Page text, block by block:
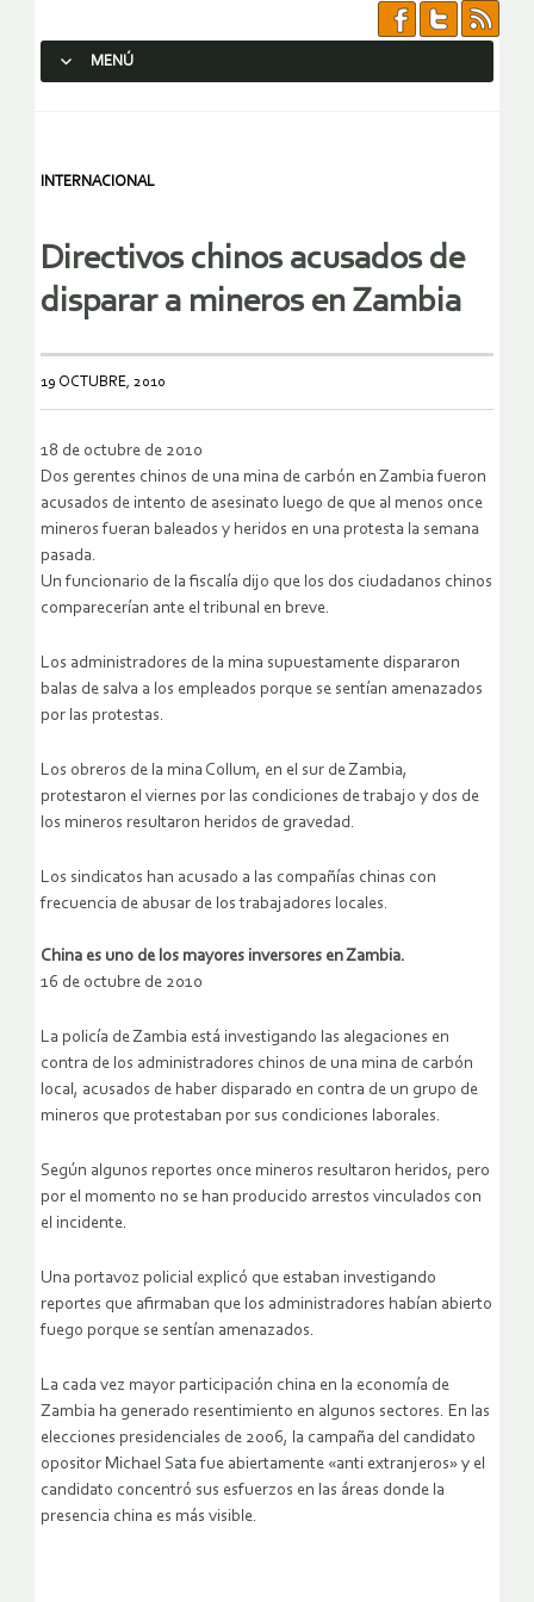
MENÚ
INTERNACIONAL
Directivos chinos acusados de
disparar a mineros en Zambia
19 OCTUBRE, 2010
18 de octubre de 2010
Dos gerentes chinos de una mina de carbón en Zambia fueron
acusados de intento de asesinato luego de que al menos once
mineros fueran baleados y heridos en una protesta la semana
pasada.
Un funcionario de la fiscalía dijo que los dos ciudadanos chinos
comparecerían ante el tribunal en breve.
Los administradores de la mina supuestamente dispararon
balas de salva a los empleados porque se sentían amenazados
por las protestas.
Los obreros de la mina Collum, en el sur de Zambia,
protestaron el viernes por las condiciones de trabajo y dos de
los mineros resultaron heridos de gravedad.
Los sindicatos han acusado a las compañías chinas con
frecuencia de abusar de los trabajadores locales.
China es uno de los mayores inversores en Zambia.
16 de octubre de 2010
La policía de Zambia está investigando las alegaciones en
contra de los administradores chinos de una mina de carbón
local, acusados de haber disparado en contra de un grupo de
mineros que protestaban por sus condiciones laborales.
Según algunos reportes once mineros resultaron heridos, pero
por el momento no se han producido arrestos vinculados con
el incidente.
Una portavoz policial explicó que estaban investigando
reportes que afirmaban que los administradores habían abierto
fuego porque se sentían amenazados.
La cada vez mayor participación china en la economía de
Zambia ha generado resentimiento en algunos sectores. En las
elecciones presidenciales de 2006, la campaña del candidato
opositor Michael Sata fue abiertamente «anti extranjeros» y el
candidato concentró sus esfuerzos en las áreas donde la
presencia china es más visible.